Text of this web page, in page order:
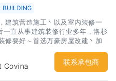
BUILDING
建筑营造施工丶以及室内装修一
直从事建筑装修行业多年，洛杉
修要好～首选万豪房屋改建丶加
造，内外墙油漆地板铺装，屋顶
,各种家具丶电器安装申请报批
质高 工地现场干净整洁 质优价
Covina
联系承包商